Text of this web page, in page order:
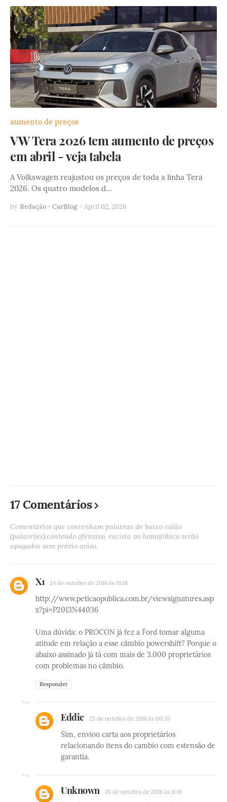
aumento de preços
VW Tera 2026 tem aumento de preços
em abril - veja tabela
A Volkswagen reajustou os preços de toda a linha Tera
2026. Os quatro modelos d…
by Redação - CarBlog - April 02, 2026
17 Comentários
Comentários que contenham palavras de baixo calão
(palavrões),conteúdo ofensivo, racista ou homofóbico serão
apagados sem prévio aviso.
X1 24 de outubro de 2016 às 19:18
http://www.peticaopublica.com.br/viewsignatures.asp
x?pi=P2013N44036
Uma dúvida: o PROCON já fez a Ford tomar alguma
atitude em relação a esse câmbio powershift? Porque o
abaixo assinado já tá com mais de 3.000 proprietários
com problemas no câmbio.
Responder
Eddie 25 de outubro de 2016 às 00:35
Sim, enviou carta aos proprietários
relacionando itens do cambio com estensão de
garantia.
Unknown 26 de outubro de 2016 às 11:19